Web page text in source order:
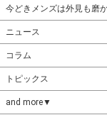
今どきメンズは外見も磨
ニュース
コラム
トピックス
and more▼